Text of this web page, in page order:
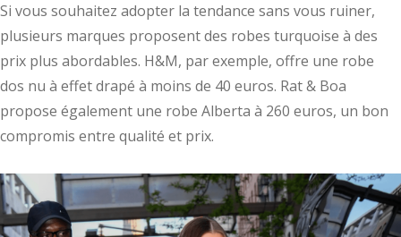
Si vous souhaitez adopter la tendance sans vous ruiner,
plusieurs marques proposent des robes turquoise à des
prix plus abordables. H&M, par exemple, offre une robe
dos nu à effet drapé à moins de 40 euros. Rat & Boa
propose également une robe Alberta à 260 euros, un bon
compromis entre qualité et prix.